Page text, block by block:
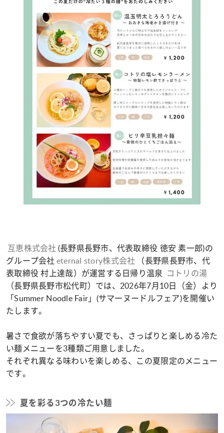
互恵株式会社 (長野県長野市、代表取締役 徳安 素一郎)の
グループ会社eternal story株式会社
（長野県長野市、代
表取締役 村上達哉）が運営する日帰り温泉 コトリの湯
（長野県長野市松代町）では、2026年7月10日（金）より
「Summer Noodle Fair」(サマーヌードルフェア)を開催い
たします。
暑さで食欲が落ちやすい夏でも、さっぱりと楽しめる冷た
い麺メニューを3種類ご用意しました。
それぞれ異なる味わいを楽しめる、この夏限定のメニュー
です。
夏を彩る3つの冷たい麺